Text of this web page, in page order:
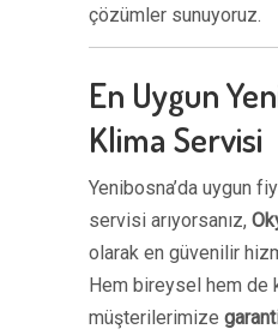
çözümler sunuyoruz.
En Uygun
Klima Servisi
Yenibosna’da uygun
servisi arıyorsanız,
olarak en güvenilir
Hem bireysel hem de
müşterilerimize